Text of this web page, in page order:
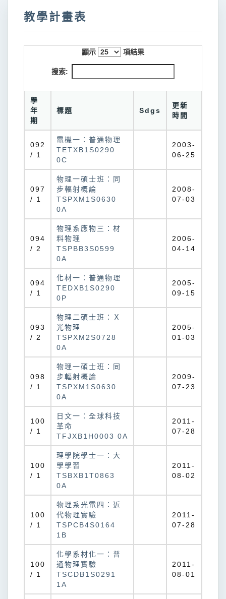
教學計畫表
顯示 項結果
搜索:
學
年
期
標題 Sdgs
更新
時間
092
/ 1
電機一：普通物理
TETXB1S0290
0C
2003-
06-25
097
/ 1
物理一碩士班：同
步輻射概論
TSPXM1S0630
0A
2008-
07-03
094
/ 2
物理系應物三：材
料物理
TSPBB3S0599
0A
2006-
04-14
094
/ 1
化材一：普通物理
TEDXB1S0290
0P
2005-
09-15
093
/ 2
物理二碩士班：Ｘ
光物理
TSPXM2S0728
0A
2005-
01-03
098
/ 1
物理一碩士班：同
步輻射概論
TSPXM1S0630
0A
2009-
07-23
100
/ 1
日文一：全球科技
革命
TFJXB1H0003 0A
2011-
07-28
100
/ 1
理學院學士一：大
學學習
TSBXB1T0863
0A
2011-
08-02
100
/ 1
物理系光電四：近
代物理實驗
TSPCB4S0164
1B
2011-
07-28
100
/ 1
化學系材化一：普
通物理實驗
TSCDB1S0291
1A
2011-
08-01